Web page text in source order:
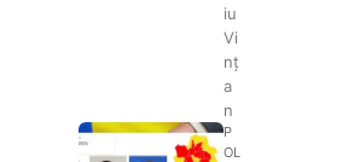
iu
Vi
nț
a
n
P
OL